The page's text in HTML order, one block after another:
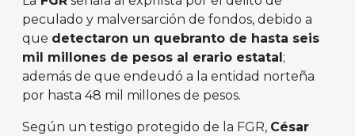
peculado y malversarción de fondos, debido a
que detectaron un quebranto de hasta seis
mil millones de pesos al erario estatal ;
además de que endeudó a la entidad norteña
por hasta 48 mil millones de pesos.
Según un testigo protegido de la FGR, César